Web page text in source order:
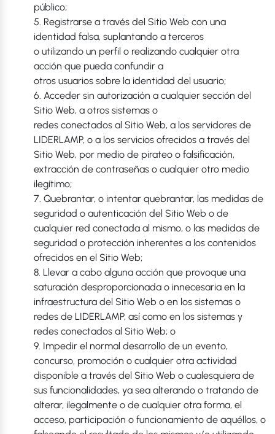
público;
5. Registrarse a través del Sitio Web con una
identidad falsa, suplantando a terceros
o utilizando un perfil o realizando cualquier otra
acción que pueda confundir a
otros usuarios sobre la identidad del usuario;
6. Acceder sin autorización a cualquier sección del
Sitio Web, a otros sistemas o
redes conectados al Sitio Web, a los servidores de
LIDERLAMP, o a los servicios ofrecidos a través del
Sitio Web, por medio de pirateo o falsificación,
extracción de contraseñas o cualquier otro medio
ilegítimo;
7. Quebrantar, o intentar quebrantar, las medidas de
seguridad o autenticación del Sitio Web o de
cualquier red conectada al mismo, o las medidas de
seguridad o protección inherentes a los contenidos
ofrecidos en el Sitio Web;
8. Llevar a cabo alguna acción que provoque una
saturación desproporcionada o innecesaria en la
infraestructura del Sitio Web o en los sistemas o
redes de LIDERLAMP, así como en los sistemas y
redes conectados al Sitio Web; o
9. Impedir el normal desarrollo de un evento,
concurso, promoción o cualquier otra actividad
disponible a través del Sitio Web o cualesquiera de
sus funcionalidades, ya sea alterando o tratando de
alterar, ilegalmente o de cualquier otra forma, el
acceso, participación o funcionamiento de aquéllos, o